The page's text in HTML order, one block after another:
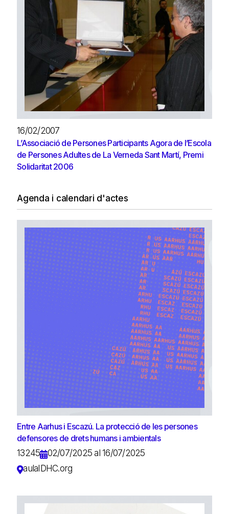
16/02/2007
L’Associació de Persones Participants Agora de l’Escola
de Persones Adultes de La Verneda Sant Martí, Premi
Solidaritat 2006
Agenda i calendari d'actes
Entre Aarhus i Escazú. La protecció de les persones
defensores de drets humans i ambientals
13245
02/07/2025 al 16/07/2025
aulaIDHC.org